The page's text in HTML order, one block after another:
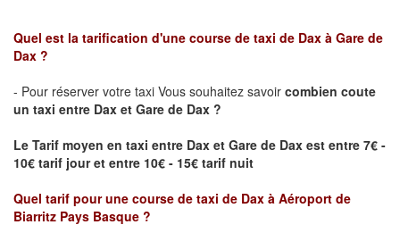
Quel est la tarification d'une course de taxi de Dax à Gare de
Dax ?
- Pour réserver votre taxi Vous souhaitez savoir combien coute
un taxi entre Dax et Gare de Dax ?
Le Tarif moyen en taxi entre Dax et Gare de Dax est entre 7€ -
10€ tarif jour et entre 10€ - 15€ tarif nuit
Quel tarif pour une course de taxi de Dax à Aéroport de
Biarritz Pays Basque ?